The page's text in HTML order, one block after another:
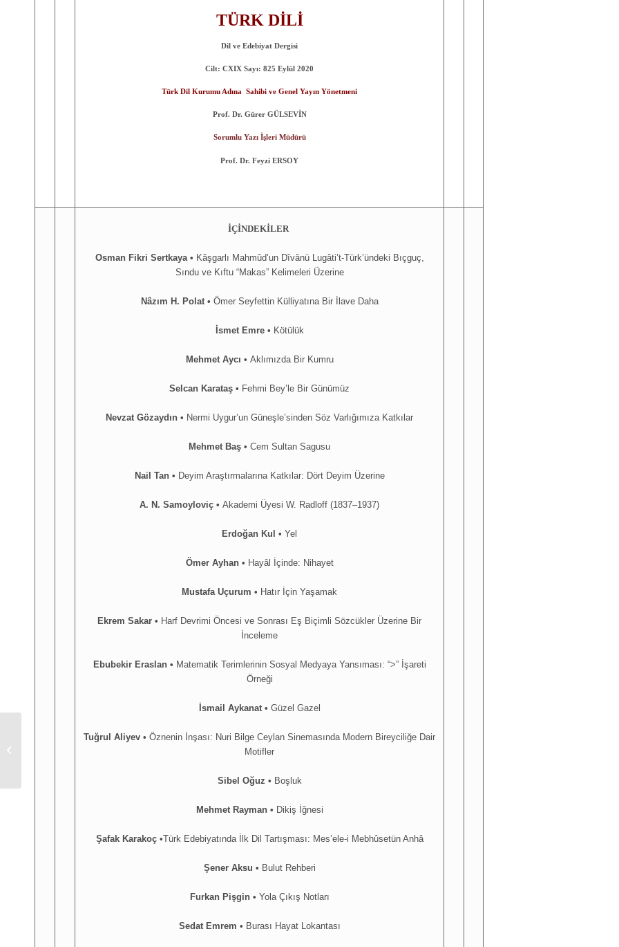
TÜRK DİLİ
Dil ve Edebiyat Dergisi
Cilt: CXIX Sayı: 825 Eylül 2020
Türk Dil Kurumu Adına Sahibi ve Genel Yayın Yönetmeni
Prof. Dr. Gürer GÜLSEVİN
Sorumlu Yazı İşleri Müdürü
Prof. Dr. Feyzi ERSOY
İÇİNDEKİLER
Osman Fikri Sertkaya • Kâşgarlı Mahmûd’un Dîvânü Lugâti’t-Türk’ündeki Bıçguç,
Sındu ve Kıftu “Makas” Kelimeleri Üzerine
Nâzım H. Polat • Ömer Seyfettin Külliyatına Bir İlave Daha
İsmet Emre • Kötülük
Mehmet Aycı • Aklımızda Bir Kumru
Selcan Karataş • Fehmi Bey’le Bir Günümüz
Nevzat Gözaydın • Nermi Uygur’un Güneşle’sinden Söz Varlığımıza Katkılar
Mehmet Baş • Cem Sultan Sagusu
Nail Tan • Deyim Araştırmalarına Katkılar: Dört Deyim Üzerine
A. N. Samoyloviç • Akademi Üyesi W. Radloff (1837–1937)
Erdoğan Kul • Yel
Ömer Ayhan • Hayâl İçinde: Nihayet
Mustafa Uçurum • Hatır İçin Yaşamak
Ekrem Sakar • Harf Devrimi Öncesi ve Sonrası Eş Biçimli Sözcükler Üzerine Bir
İnceleme
Ebubekir Eraslan • Matematik Terimlerinin Sosyal Medyaya Yansıması: “>” İşareti
Örneği
İsmail Aykanat • Güzel Gazel
Tuğrul Aliyev • Öznenin İnşası: Nuri Bilge Ceylan Sinemasında Modern Bireyciliğe Dair
Motifler
Sibel Oğuz • Boşluk
Mehmet Rayman • Dikiş İğnesi
Şafak Karakoç •Türk Edebiyatında İlk Dil Tartışması: Mes’ele-i Mebhûsetün Anhâ
Şener Aksu • Bulut Rehberi
Furkan Pişgin • Yola Çıkış Notları
Sedat Emrem • Burası Hayat Lokantası